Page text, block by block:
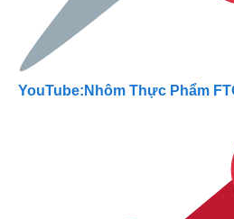
YouTube:Nhôm Thực Phẩm